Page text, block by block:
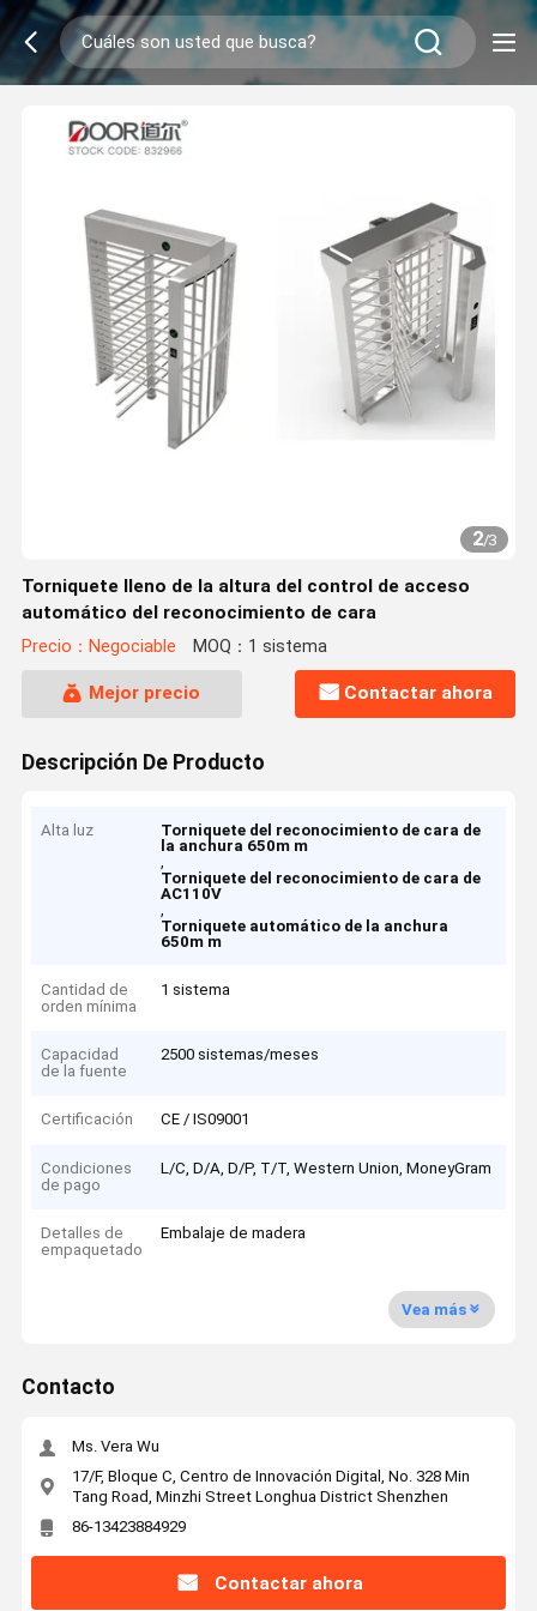
2/3
Torniquete lleno de la altura del control de acceso
automático del reconocimiento de cara
Precio：Negociable MOQ：1 sistema
Mejor precio Contactar ahora
Descripción De Producto
Alta luz
Torniquete del reconocimiento de cara de
la anchura 650m m
,
Torniquete del reconocimiento de cara de
AC110V
,
Torniquete automático de la anchura
650m m
Cantidad de
orden mínima
1 sistema
Capacidad
de la fuente
2500 sistemas/meses
Certificación CE / IS09001
Condiciones
de pago
L/C, D/A, D/P, T/T, Western Union, MoneyGram
Detalles de
empaquetado
Embalaje de madera
Vea más
Contacto
Ms. Vera Wu
17/F, Bloque C, Centro de Innovación Digital, No. 328 Min
Tang Road, Minzhi Street Longhua District Shenzhen
86-13423884929
Contactar ahora